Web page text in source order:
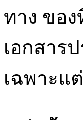
ทาง ขอ
เอกสาร
เฉพาะแ